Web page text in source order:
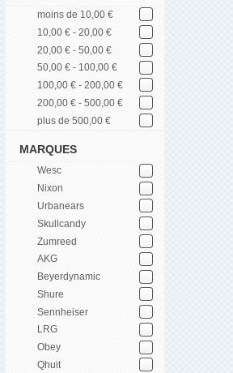
moins de 10,00 €
10,00 € - 20,00 €
20,00 € - 50,00 €
50,00 € - 100,00 €
100,00 € - 200,00 €
200,00 € - 500,00 €
plus de 500,00 €
MARQUES
Wesc
Nixon
Urbanears
Skullcandy
Zumreed
AKG
Beyerdynamic
Shure
Sennheiser
LRG
Obey
Qhuit